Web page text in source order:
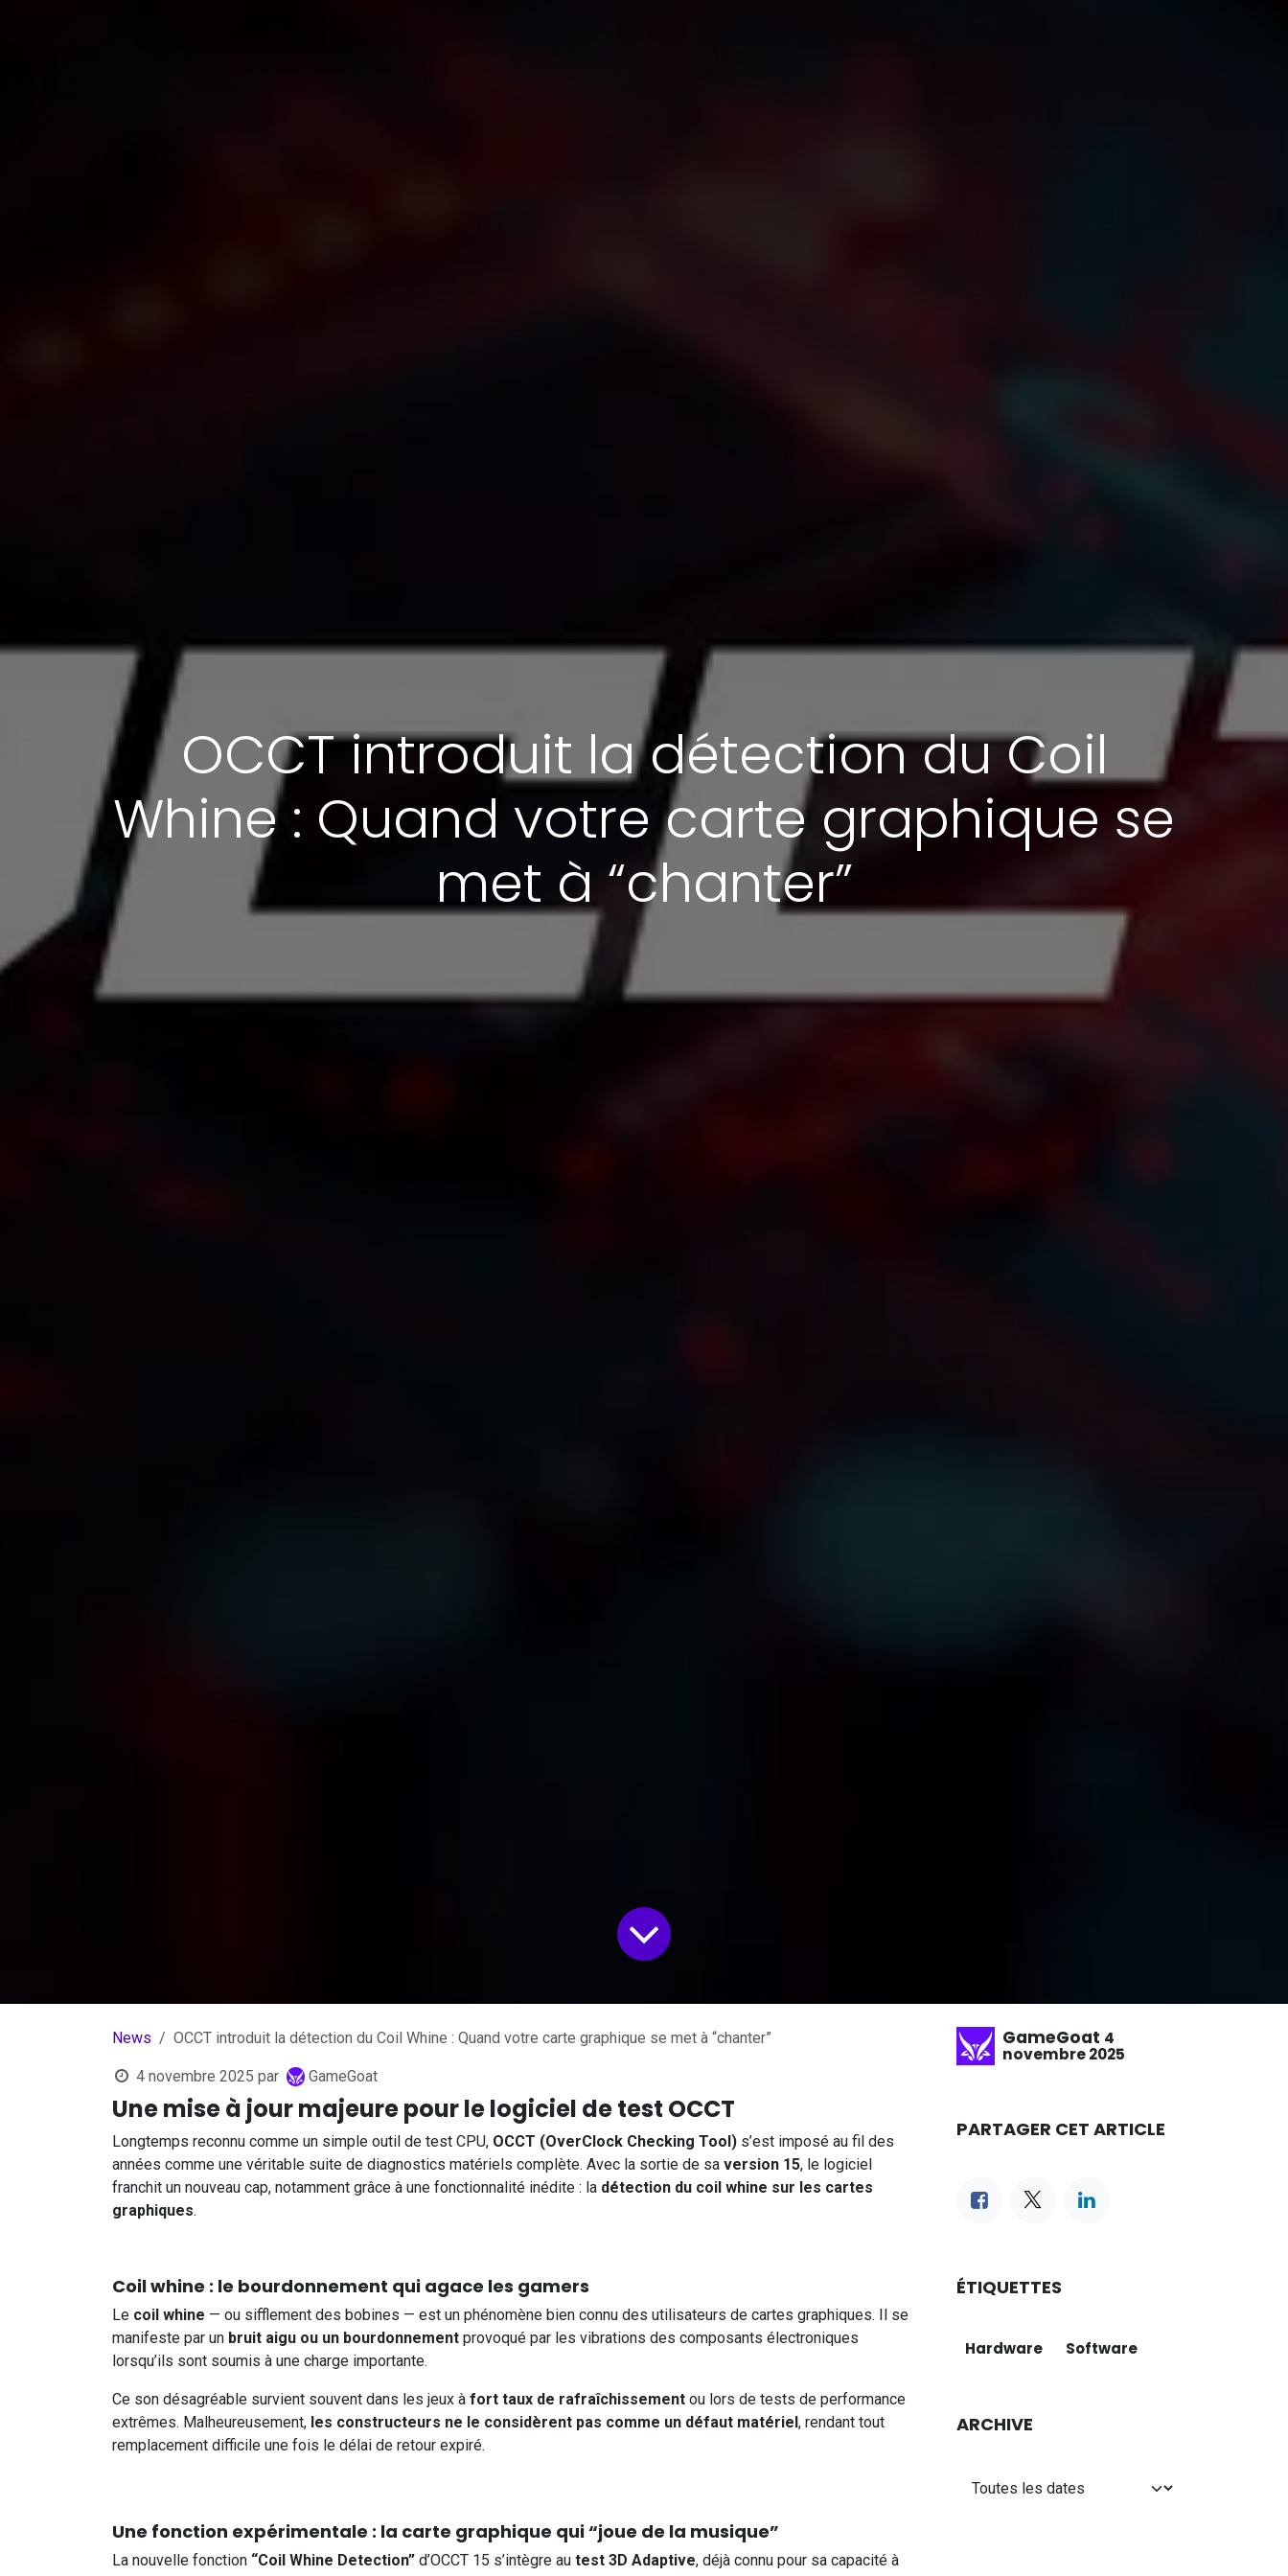
OCCT introduit la détection du Coil
Whine : Quand votre carte graphique se
met à “chanter”
News OCCT introduit la détection du Coil Whine : Quand votre carte graphique se met à “chanter”
4 novembre 2025 par GameGoat
Une mise à jour majeure pour le logiciel de test OCCT
Longtemps reconnu comme un simple outil de test CPU, OCCT (OverClock Checking Tool) s’est imposé au fil des
années comme une véritable suite de diagnostics matériels complète. Avec la sortie de sa version 15, le logiciel
franchit un nouveau cap, notamment grâce à une fonctionnalité inédite : la détection du coil whine sur les cartes
graphiques.
Coil whine : le bourdonnement qui agace les gamers
Le coil whine — ou sifflement des bobines — est un phénomène bien connu des utilisateurs de cartes graphiques. Il se
manifeste par un bruit aigu ou un bourdonnement provoqué par les vibrations des composants électroniques
lorsqu’ils sont soumis à une charge importante.
Ce son désagréable survient souvent dans les jeux à fort taux de rafraîchissement ou lors de tests de performance
extrêmes. Malheureusement, les constructeurs ne le considèrent pas comme un défaut matériel, rendant tout
remplacement difficile une fois le délai de retour expiré.
Une fonction expérimentale : la carte graphique qui “joue de la musique”
La nouvelle fonction “Coil Whine Detection” d’OCCT 15 s’intègre au test 3D Adaptive, déjà connu pour sa capacité à
GameGoat 4
novembre 2025
PARTAGER CET ARTICLE
ÉTIQUETTES
Hardware Software
ARCHIVE